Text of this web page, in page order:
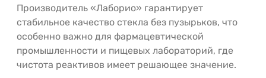
Производитель «Лаборио» гарантирует
стабильное качество стекла без пузырьков, что
особенно важно для фармацевтической
промышленности и пищевых лабораторий, где
чистота реактивов имеет решающее значение.